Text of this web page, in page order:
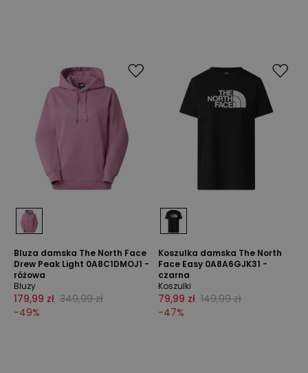
Bluza damska The North Face
Drew Peak Light 0A8C1DMOJ1 -
różowa
Bluzy
179,99 zł 349,99 zł
-49%
Koszulka damska The North
Face Easy 0A8A6GJK31 -
czarna
Koszulki
79,99 zł 149,99 zł
-47%